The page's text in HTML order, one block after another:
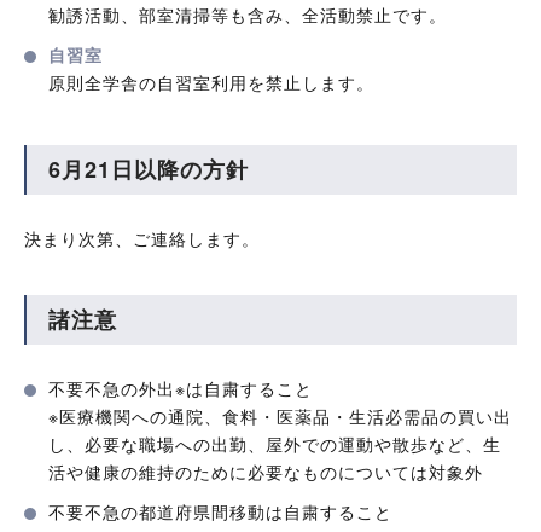
勧誘活動、部室清掃等も含み、全活動禁止です。
自習室
原則全学舎の自習室利用を禁止します。
6月21日以降の方針
決まり次第、ご連絡します。
諸注意
不要不急の外出※は自粛すること
※医療機関への通院、食料・医薬品・生活必需品の買い出
し、必要な職場への出勤、屋外での運動や散歩など、生
活や健康の維持のために必要なものについては対象外
不要不急の都道府県間移動は自粛すること